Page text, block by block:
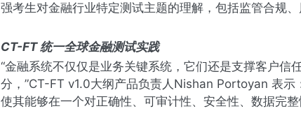
强考生对金融行业特定测试主题的理解，包括监管合规
CT-FT 统一全球金融测试实践
“金融系统不仅仅是业务关键系统，它们还是支撑客户信
分，”CT-FT v1.0大纲产品负责人Nishan Portoyan 表示
使其能够在一个对正确性、可审计性、安全性、数据完